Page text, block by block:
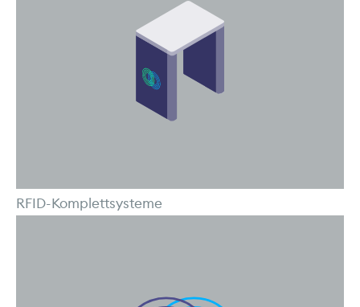
RFID-Komplettsysteme